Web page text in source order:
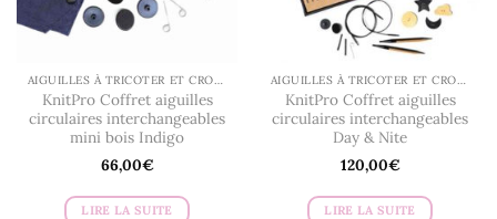
AIGUILLES À TRICOTER ET CROCHETS
KnitPro Coffret aiguilles
circulaires interchangeables
mini bois Indigo
66,00€
LIRE LA SUITE
AIGUILLES À TRICOTER ET CROCHETS
KnitPro Coffret aiguilles
circulaires interchangeables
Day & Nite
120,00€
LIRE LA SUITE